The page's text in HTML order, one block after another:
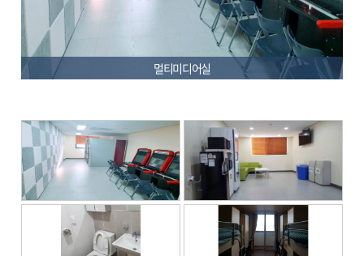
멀티미디어실